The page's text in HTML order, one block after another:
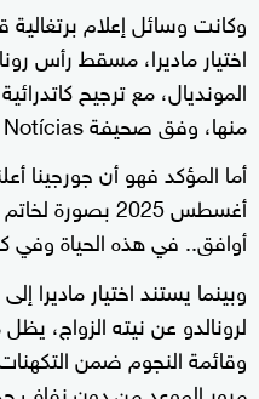
اختيار ماديرا، مسقط رأس
المونديال، مع ترجيح
منها، وفق صحيفة Diário de Notícias.
أما المؤكد فهو أن جورجينا
أغسطس 2025
أوافق.. في هذه الحياة وفي
وبينما يستند اختيار ماديرا
لرونالدو عن نيته الزواج،
وقائمة النجوم ضمن
مرور الموعد من دون زفاف